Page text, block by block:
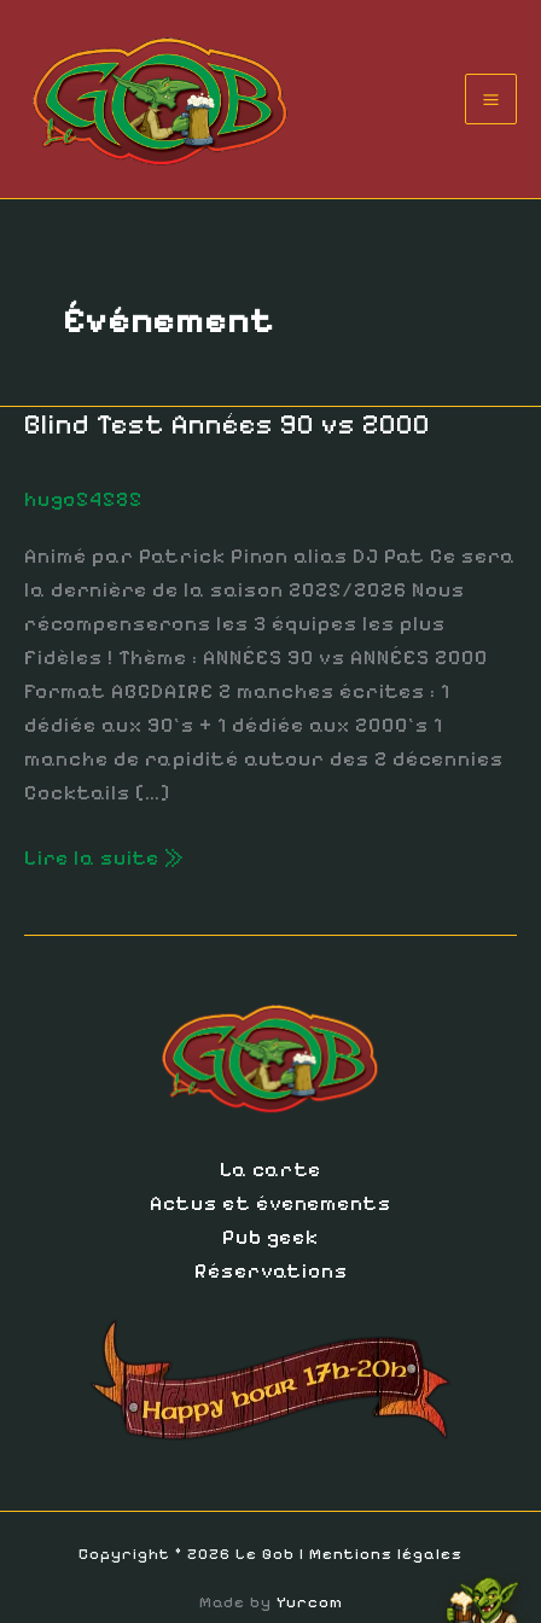
contenu
Événement
Blind Test Années 90 vs 2000
hugo54585
Animé par Patrick Pinon alias DJ Pat Ce sera
la dernière de la saison 2025/2026 Nous
récompenserons les 3 équipes les plus
fidèles ! Thème : ANNÉES 90 vs ANNÉES 2000
Format ABCDAIRE 2 manches écrites : 1
dédiée aux 90’s + 1 dédiée aux 2000’s 1
manche de rapidité autour des 2 décennies
Cocktails […]
Blind
Années
vs
2000
Lire la suite »
La carte
Actus et évenements
Pub geek
Réservations
Copyright © 2026 Le Gob | Mentions légales
Made by Yurcom